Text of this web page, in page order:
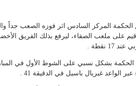
17 نقطة .
بشكل نسبي على الشوط الأول في
الواعد غبريال باسيل في الدقيقة 41 .